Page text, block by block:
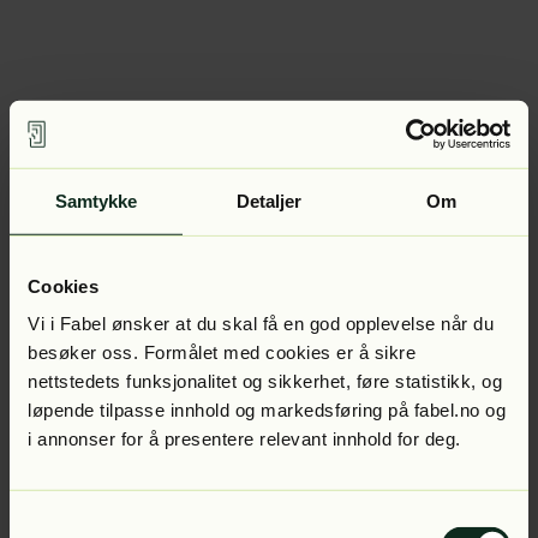
Samtykke Detaljer Om
Cookies
Vi i Fabel ønsker at du skal få en god opplevelse når du
besøker oss. Formålet med cookies er å sikre
nettstedets funksjonalitet og sikkerhet, føre statistikk, og
løpende tilpasse innhold og markedsføring på fabel.no og
i annonser for å presentere relevant innhold for deg.